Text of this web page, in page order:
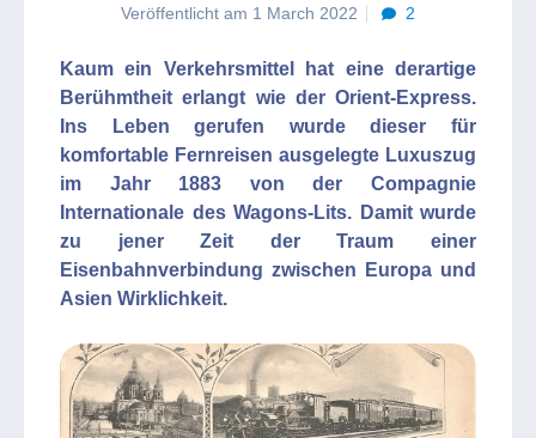
Veröffentlicht am 1 March 2022
2
Kaum ein Verkehrsmittel hat eine derartige
Berühmtheit erlangt wie der Orient-Express.
Ins Leben gerufen wurde dieser für
komfortable Fernreisen ausgelegte Luxuszug
im Jahr 1883 von der Compagnie
Internationale des Wagons-Lits. Damit wurde
zu jener Zeit der Traum einer
Eisenbahnverbindung zwischen Europa und
Asien Wirklichkeit.